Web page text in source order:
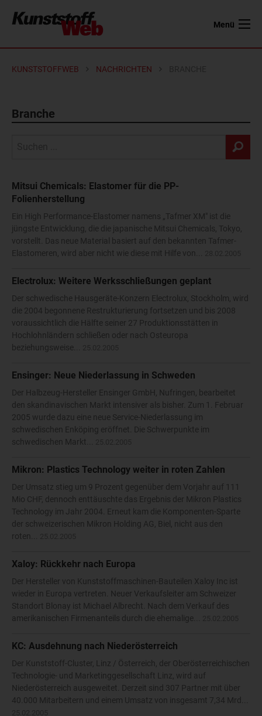
Menü
KUNSTSTOFFWEB NACHRICHTEN
Branche
Mitsui Chemicals: Elastomer für die PP-
Folienherstellung
Ein High Performance-Elastomer namens „Tafmer XM" ist die
jüngste Entwicklung, die die japanische Mitsui Chemicals, Tokyo,
vorstellt. Das neue Material basiert auf den bekannten Tafmer-
Elastomeren, wird aber nicht wie diese mit Hilfe von...
Electrolux: Weitere Werksschließungen geplant
Der schwedische Hausgeräte-Konzern Electrolux, Stockholm, wird
die 2004 begonnene Restrukturierung fortsetzen und bis 2008
voraussichtlich die Hälfte seiner 27 Produktionsstätten in
Hochlohnländern schließen oder nach Osteuropa
beziehungsweise...
Ensinger: Neue Niederlassung in Schweden
Der Halbzeug-Hersteller Ensinger GmbH, Nufringen, bearbeitet
den skandinavischen Markt intensiver als bisher. Zum 1. Februar
2005 wurde dazu eine neue Service-Niederlassung im
schwedischen Enköping eröffnet. Die Schwerpunkte im
schwedischen Markt...
Mikron: Plastics Technology weiter in roten Zahlen
Der Umsatz stieg um 9 Prozent gegenüber dem Vorjahr auf 111
Mio CHF, dennoch enttäuschte das Ergebnis der Mikron Plastics
Technology im Jahr 2004. Erneut kam die Komponenten-Sparte
der schweizerischen Mikron Holding AG, Biel, nicht aus den
roten...
Xaloy: Rückkehr nach Europa
Der Hersteller von Kunststoffmaschinen-Bauteilen Xaloy Inc ist
wieder in Europa vertreten. Neuer Verkaufsleiter am Schweizer
Standort Blonay ist Michael Albrecht. Nach dem Verkauf des
amerikanischen Firmenanteils durch die ehemalige...
KC: Ausdehnung nach Niederösterreich
Der Kunststoff-Cluster, Linz / Österreich, der Oberösterreichischen
Technologie- und Marketinggesellschaft Linz, wird auf
Niederösterreich ausgeweitet. Derzeit sind 307 Partner mit über
40.000 Mitarbeitern und einem Umsatz von insgesamt 7,34 Mrd...